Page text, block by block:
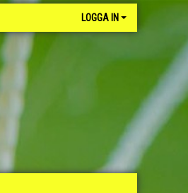
LOGGA IN